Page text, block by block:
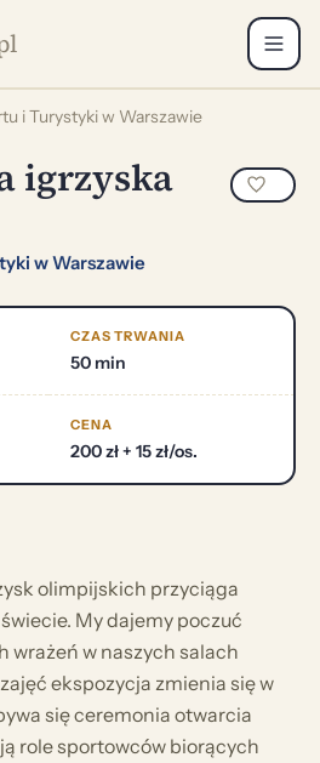
i Turystyki w Warszawie
igrzyska
w Warszawie
CZAS TRWANIA
50 min
CENA
200 zł + 15 zł/os.
olimpijskich przyciąga
My dajemy poczuć
w naszych salach
ekspozycja zmienia się w
się ceremonia otwarcia
role sportowców biorących